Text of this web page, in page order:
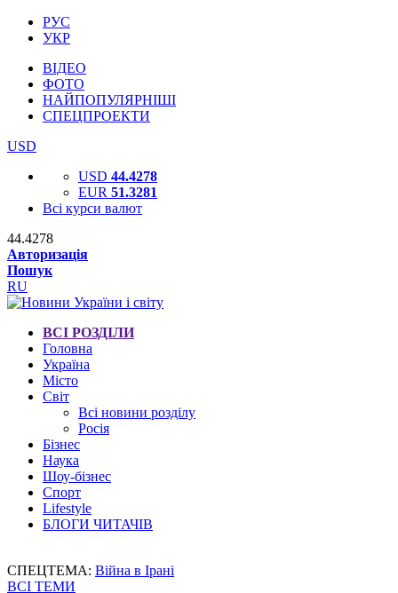
РУС
УКР
ВІДЕО
ФОТО
НАЙПОПУЛЯРНІШІ
СПЕЦПРОЕКТИ
USD
USD 44.4278
EUR 51.3281
Всі курси валют
44.4278
Авторизація
Пошук
RU
ВСІ РОЗДІЛИ
Головна
Україна
Місто
Світ
Всі новини розділу
Росія
Бізнес
Наука
Шоу-бізнес
Спорт
Lifestyle
БЛОГИ ЧИТАЧІВ
СПЕЦТЕМА: Війна в Ірані
ВСІ ТЕМИ